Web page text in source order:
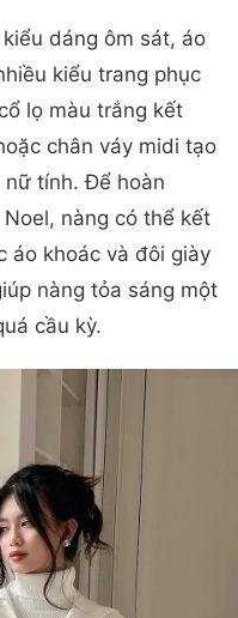
dáng ôm sát, áo
kiểu trang phục
lọ màu trắng kết
chân váy midi tạo
nữ tính. Để hoàn
nàng có thể kết
áo khoác và đôi giày
nàng tỏa sáng một
cầu kỳ.